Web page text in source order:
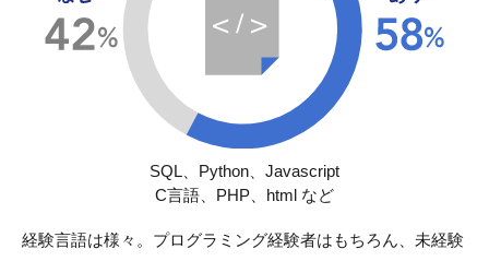
SQL、Python、Javascript
C言語、PHP、html など
経験言語は様々。プログラミング経験者はもちろん、未経験